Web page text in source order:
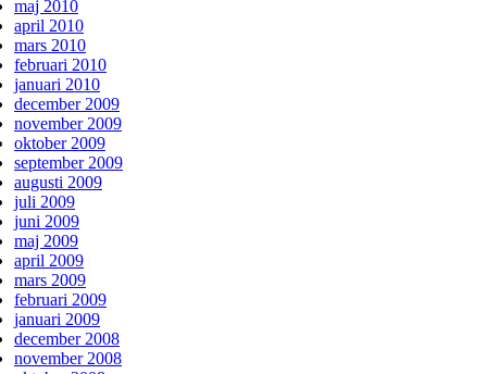
maj 2010
april 2010
mars 2010
februari 2010
januari 2010
december 2009
november 2009
oktober 2009
september 2009
augusti 2009
juli 2009
juni 2009
maj 2009
april 2009
mars 2009
februari 2009
januari 2009
december 2008
november 2008